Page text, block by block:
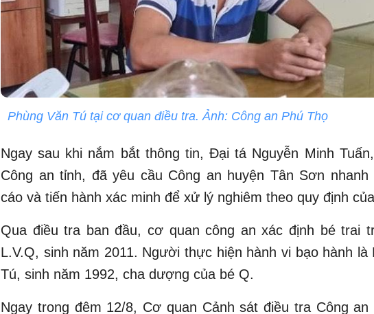
Phùng Văn Tú tại cơ quan điều tra. Ảnh: Công an Phú Thọ
Ngay sau khi nắm bắt thông tin, Đại tá Nguyễn Minh
Công an tỉnh, đã yêu cầu Công an huyện Tân Sơn nhanh
cáo và tiến hành xác minh để xử lý nghiêm theo quy định
Qua điều tra ban đầu, cơ quan công an xác định bé trai
L.V.Q, sinh năm 2011. Người thực hiện hành vi bạo hành là
Tú, sinh năm 1992, cha dượng của bé Q.
Ngay trong đêm 12/8, Cơ quan Cảnh sát điều tra Công an